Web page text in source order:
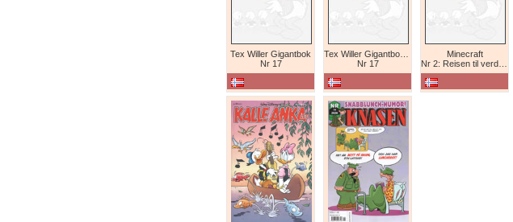
Tex Willer Gigantbok
Nr 17
Nr 17
Minecraft
Nr 2: Reisen til verdens ende